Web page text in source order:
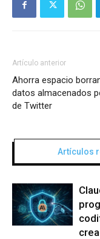
Artículo anterior
Ahorra espacio
datos almacenados
de Twitter
Artículos